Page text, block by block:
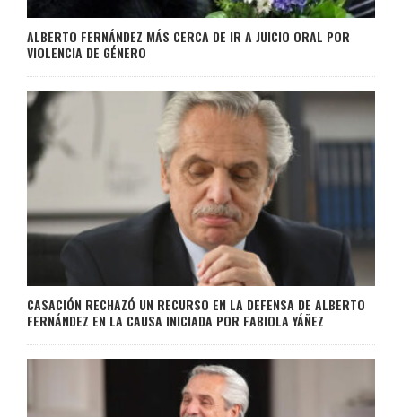
ALBERTO FERNÁNDEZ MÁS CERCA DE IR A JUICIO ORAL POR
VIOLENCIA DE GÉNERO
CASACIÓN RECHAZÓ UN RECURSO EN LA DEFENSA DE ALBERTO
FERNÁNDEZ EN LA CAUSA INICIADA POR FABIOLA YÁÑEZ